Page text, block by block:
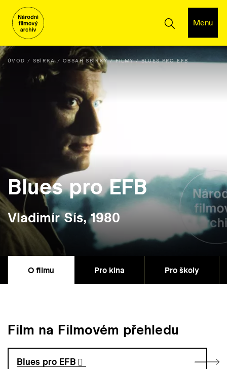
Menu
ÚVOD SBÍRKA OBSAH SBÍRKY FILMY BLUES PRO EFB
Blues pro EFB
Vladimír Sís, 1980
O filmu Pro kina Pro školy
Film na Filmovém přehledu
Blues pro EFB